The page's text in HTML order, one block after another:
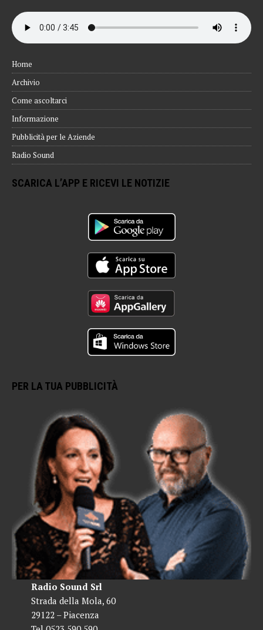
Home
Archivio
Come ascoltarci
Informazione
Pubblicità per le Aziende
Radio Sound
SCARICA L’APP E RICEVI LE NOTIZIE
PER LA TUA PUBBLICITÀ
Radio Sound Srl
Strada della Mola, 60
29122 – Piacenza